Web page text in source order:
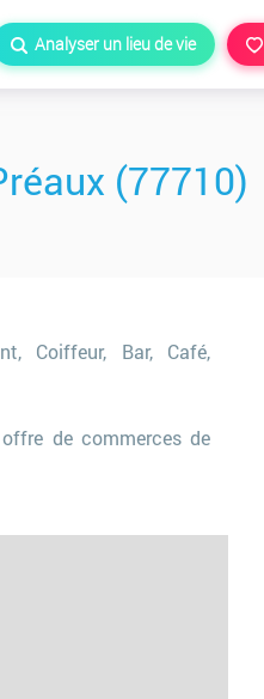
Analyser un lieu de vie
(77710)
Coiffeur, Bar, Café,
de commerces de